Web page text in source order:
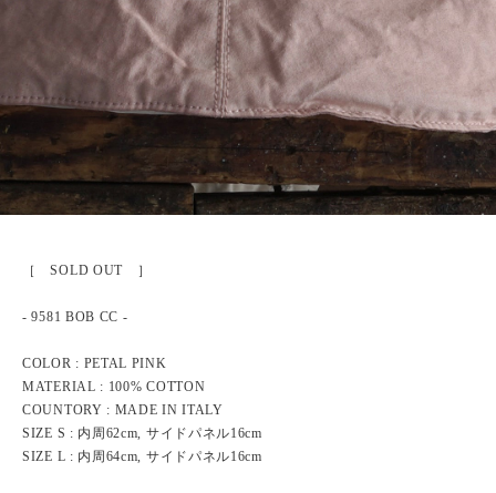
［ SOLD OUT ］
- 9581 BOB CC -
COLOR : PETAL PINK
MATERIAL : 100% COTTON
COUNTORY : MADE IN ITALY
SIZE S : 内周62cm, サイドパネル16cm
SIZE L : 内周64cm, サイドパネル16cm